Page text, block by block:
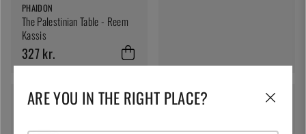
PHAIDON
The Palestinian Table - Reem
Kassis
327 kr.
ARE YOU IN THE RIGHT PLACE?